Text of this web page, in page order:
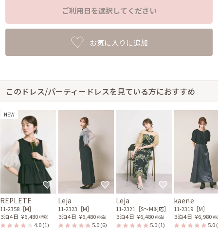
ご利用日を選択してください
お気に入りに追加
このドレス/パーティードレスを見ている方におすすめ
NEW
REPLETE
11-2358［M］
３泊４日 ￥6,480 (税込)
4.0(1)
Leja
11-2323［M］
３泊４日 ￥6,480 (税込)
5.0(6)
Leja
11-2321［S〜M対応］
３泊４日 ￥6,480 (税込)
5.0(1)
kaene
11-2319［M］
３泊４日 ￥6,980 (
5.0